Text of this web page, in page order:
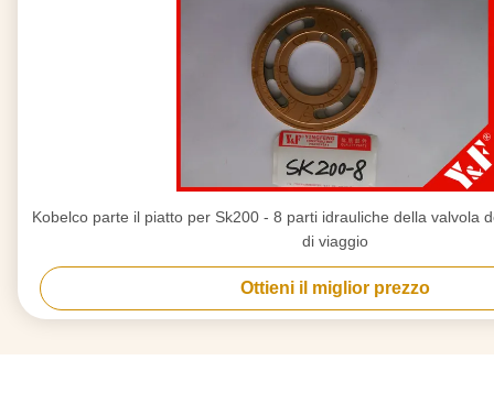
Kobelco parte il piatto per Sk200 - 8 parti idrauliche della valvola
di viaggio
Ottieni il miglior prezzo